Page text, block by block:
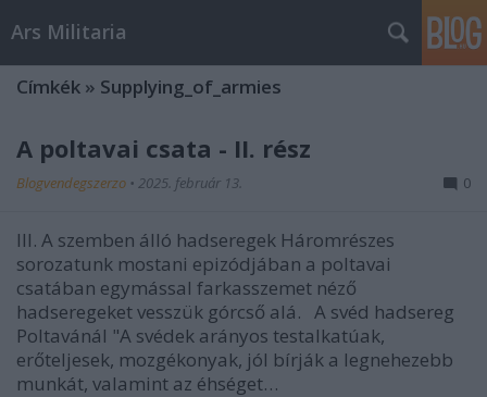
Ars Militaria
Címkék » Supplying_of_armies
A poltavai csata - II. rész
Blogvendegszerzo • 2025. február 13. 0
III. A szemben álló hadseregek Háromrészes
sorozatunk mostani epizódjában a poltavai
csatában egymással farkasszemet néző
hadseregeket vesszük górcső alá. A svéd hadsereg
Poltavánál "A svédek arányos testalkatúak,
erőteljesek, mozgékonyak, jól bírják a legnehezebb
munkát, valamint az éhséget…